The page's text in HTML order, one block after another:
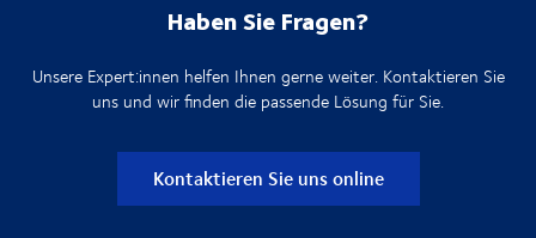
Haben Sie Fragen?
Unsere Expert:innen helfen Ihnen gerne weiter. Kontaktieren Sie
uns und wir finden die passende Lösung für Sie.
Kontaktieren Sie uns online